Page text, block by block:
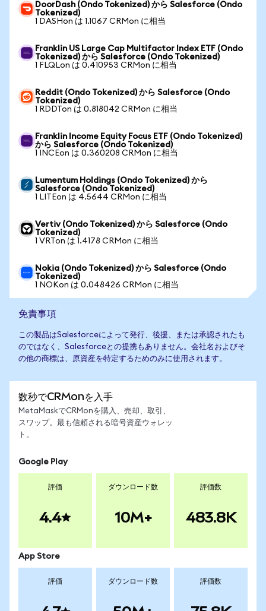
DoorDash (Ondo Tokenized) から Salesforce (Ondo
Tokenized)
1 DASHon は 1.1067 CRMon に相当
Franklin US Large Cap Multifactor Index ETF (Ondo
Tokenized) から Salesforce (Ondo Tokenized)
1 FLQLon は 0.410953 CRMon に相当
Reddit (Ondo Tokenized) から Salesforce (Ondo
Tokenized)
1 RDDTon は 0.818042 CRMon に相当
Franklin Income Equity Focus ETF (Ondo Tokenized)
から Salesforce (Ondo Tokenized)
1 INCEon は 0.360208 CRMon に相当
Lumentum Holdings (Ondo Tokenized) から
Salesforce (Ondo Tokenized)
1 LITEon は 4.5644 CRMon に相当
Vertiv (Ondo Tokenized) から Salesforce (Ondo
Tokenized)
1 VRTon は 1.4178 CRMon に相当
Nokia (Ondo Tokenized) から Salesforce (Ondo
Tokenized)
1 NOKon は 0.048426 CRMon に相当
免責事項
この製品はSalesforceによって発行、後援、または承認されたも
のではなく、Salesforceとの提携もありません。会社名およびそ
の他の商標は、原資産を特定するためのみに使用されます。
数秒でCRMonを入手
MetaMaskでCRMonを購入、売却、取引、
スワップ。最も信頼される暗号資産ウォレッ
ト。
Google Play
評価
4.4
ダウンロード数
10M+
評価数
483.8K
App Store
評価 ダウンロード数 評価数